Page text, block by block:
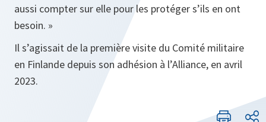
aussi compter sur elle pour les protéger s’ils en ont
besoin. »
Il s’agissait de la première visite du Comité militaire
en Finlande depuis son adhésion à l’Alliance, en avril
2023.